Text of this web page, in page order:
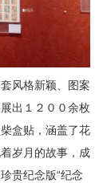
风格新颖、图案
出１２００余枚
盒贴，涵盖了花
岁月的故事，成
贵纪念版“纪念